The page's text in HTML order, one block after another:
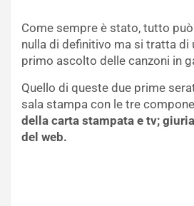
Come sempre è stato, tutto può
nulla di definitivo ma si tratta di
primo ascolto delle canzoni in
Quello di queste due prime
sala stampa con le tre
della carta stampata e tv;
del web.